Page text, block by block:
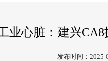
业心脏：建兴CA8
发布时间：2025-